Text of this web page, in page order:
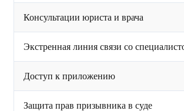
Консультации юриста и врача
Экстренная линия связи со
Доступ к приложению
Защита прав призывника в суде